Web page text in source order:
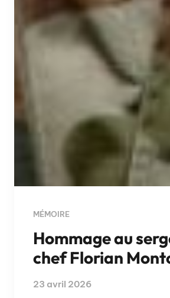
MÉMOIRE
Hommage au
chef Florian
23 avril 2026